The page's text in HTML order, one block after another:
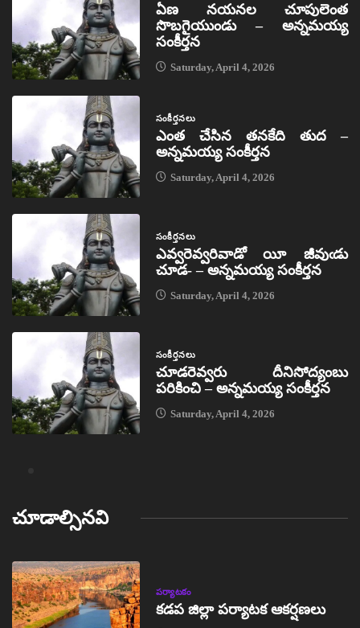
ఏణ నయనల చూపులెంత
సొబగైయుండు – అన్నమయ్య
సంకీర్తన
Saturday, April 4, 2026
సంకీర్తనలు
ఎంత చేసిన తనకేది తుద –
అన్నమయ్య సంకీర్తన
Saturday, April 4, 2026
సంకీర్తనలు
ఎవ్వరెవ్వరివాడో యీ జీవుఁడు
చూడ- – అన్నమయ్య సంకీర్తన
Saturday, April 4, 2026
సంకీర్తనలు
చూడరెవ్వరు దీనిసోద్యంబు
పరికించి – అన్నమయ్య సంకీర్తన
Saturday, April 4, 2026
చూడాల్సినవి
పర్యాటకం
కడప జిల్లా పర్యాటక ఆకర్షణలు